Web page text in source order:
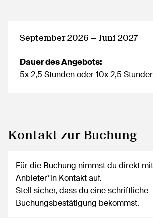
September 2026 — Juni 2027
Dauer des Angebots:
5x 2,5 Stunden oder 10x 2,5
Kontakt zur Buchung
Für die Buchung nimmst du direkt
Anbieter*in Kontakt auf.
Stell sicher, dass du eine schriftliche
Buchungsbestätigung bekommst.